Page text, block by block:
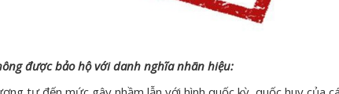
được bảo hộ với danh nghĩa nhãn hiệu: